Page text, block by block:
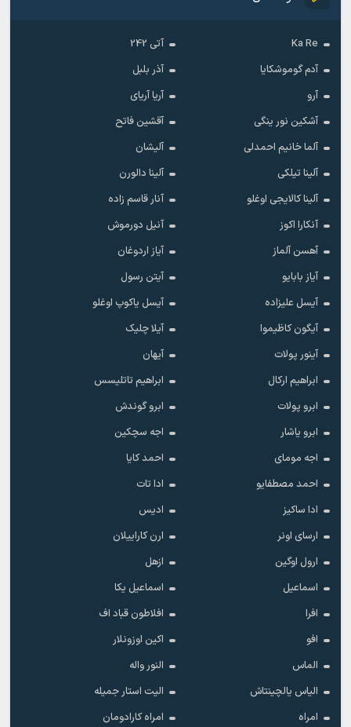
Ka Re
آتی 242
آدم گوموشکایا
آذر بلبل
آرو
آریا آریای
آشکین نور ینگی
آقشین فاتح
آلما خانیم احمدلی
آلیشان
آلینا تیلکی
آلینا دالورن
آلینا کالایجی اوغلو
آنار قاسم زاده
آنکارا اکوز
آنیل دورموش
آهسن آلماز
آیاز اردوغان
آیاز بابایو
آیتن رسول
آیسل علیزاده
آیسل یاکوپ اوغلو
آیگون کاظیموا
آیلا چلیک
آینور پولات
آیهان
ابراهیم ارکال
ابراهیم تاتلیسس
ابرو پولات
ابرو گوندش
ابرو یاشار
اجه سچکین
اجه مومای
احمد کایا
احمد مصطفایو
ادا تات
ادا ساکیز
ادیس
ارسای اونر
ارن کاراییلان
ارول اوگین
ازهل
اسماعیل
اسماعیل یکا
افرا
افلاطون قباد اف
افو
اکین اوزونلار
الماس
النور واله
الیاس یالچینتاش
الیت استار جمیله
امراه
امراه کارادومان